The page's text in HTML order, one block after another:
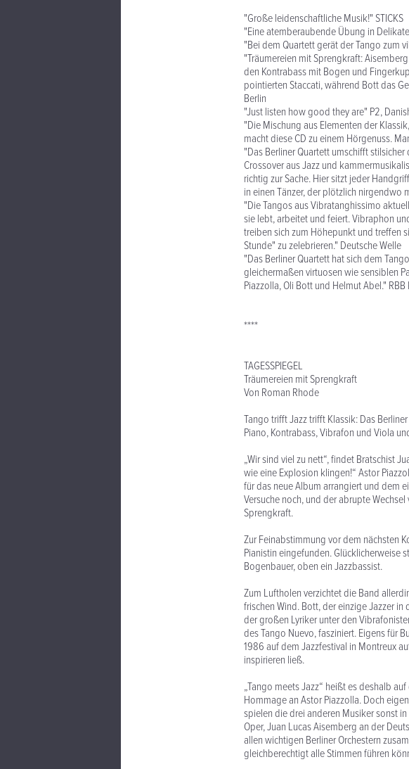
"Große leidenschaftliche Musik!" STICKS
"Eine atemberaubende Übung in
"Bei dem Quartett gerät der Tango zum
"Träumereien mit Sprengkraft:
den Kontrabass mit Bogen und
pointierten Staccati, während Bott das
Berlin
"Just listen how good they are" P2,
"Die Mischung aus Elementen der
macht diese CD zu einem Hörgenuss.
"Das Berliner Quartett umschifft
Crossover aus Jazz und
richtig zur Sache. Hier sitzt jeder
in einen Tänzer, der plötzlich nirgendwo
"Die Tangos aus Vibratanghissimo
sie lebt, arbeitet und feiert. Vibraphon
treiben sich zum Höhepunkt und treffen
Stunde" zu zelebrieren." Deutsche Welle
"Das Berliner Quartett hat sich dem
gleichermaßen virtuosen wie sensiblen
Piazzolla, Oli Bott und Helmut Abel."
****
TAGESSPIEGEL
Träumereien mit Sprengkraft
Von Roman Rhode
Tango trifft Jazz trifft Klassik: Das
Piano, Kontrabass, Vibrafon und Viola
„Wir sind viel zu nett“, findet Bratschist
wie eine Explosion klingen!“ Astor
für das neue Album arrangiert und dem
Versuche noch, und der abrupte
Sprengkraft.
Zur Feinabstimmung vor dem nächsten
Pianistin eingefunden. Glücklicherweise
Bogenbauer, oben ein Jazzbassist.
Zum Luftholen verzichtet die Band
frischen Wind. Bott, der einzige Jazzer
der großen Lyriker unter den
des Tango Nuevo, fasziniert. Eigens für
1986 auf dem Jazzfestival in Montreux
inspirieren ließ.
„Tango meets Jazz“ heißt es deshalb
Hommage an Astor Piazzolla. Doch
spielen die drei anderen Musiker sonst
Oper, Juan Lucas Aisemberg an der
allen wichtigen Berliner Orchestern
gleichberechtigt alle Stimmen führen